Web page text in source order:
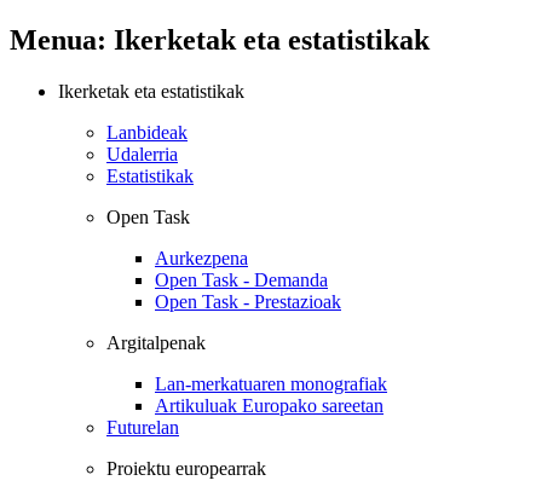
Menua: Ikerketak eta estatistikak
Ikerketak eta estatistikak
Lanbideak
Udalerria
Estatistikak
Open Task
Aurkezpena
Open Task - Demanda
Open Task - Prestazioak
Argitalpenak
Lan-merkatuaren monografiak
Artikuluak Europako sareetan
Futurelan
Proiektu europearrak